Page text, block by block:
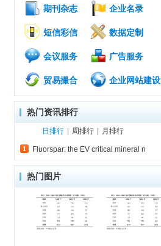
期刊杂志 企业名录
短信彩信 数据定制
会议服务 广告服务
贸易撮合 企业网站建设
热门资讯排行
日排行 周排行 月排行
Fluorspar: the EV critical mineral n
热门图片